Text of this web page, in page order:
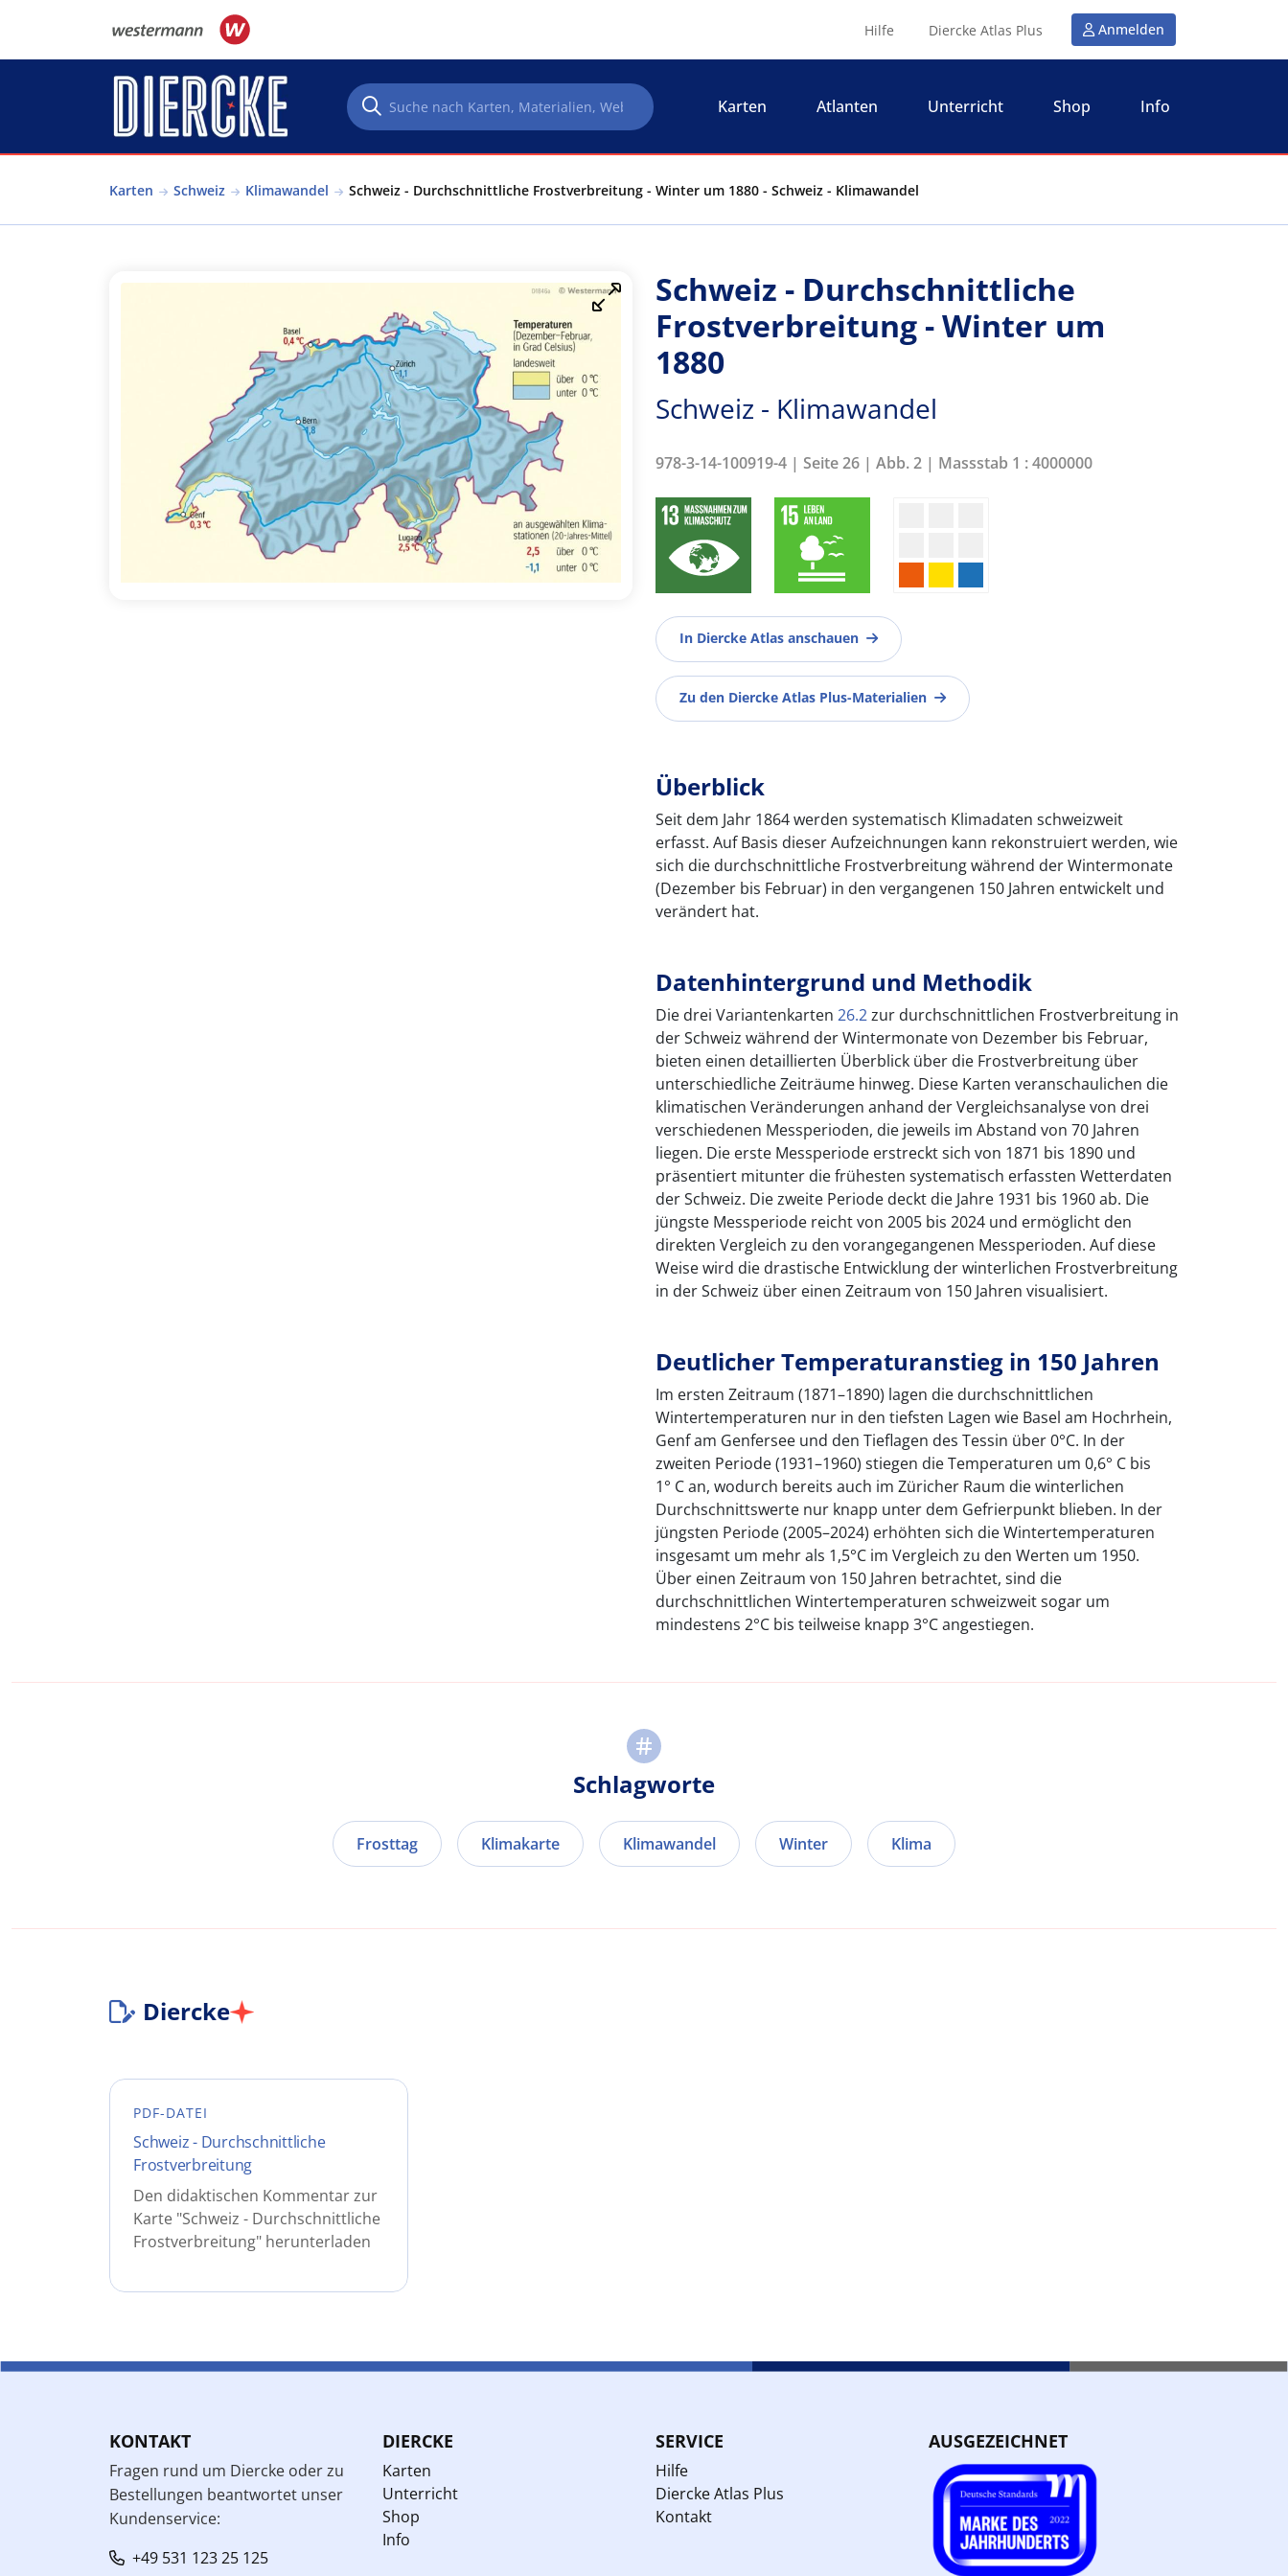
Hilfe Diercke Atlas Plus Anmelden
Karten Atlanten Unterricht Shop Info
Karten Schweiz Klimawandel Schweiz - Durchschnittliche Frostverbreitung - Winter um 1880 - Schweiz - Klimawandel
Schweiz - Durchschnittliche
Frostverbreitung - Winter um
1880
Schweiz - Klimawandel
978-3-14-100919-4 | Seite 26 | Abb. 2 | Massstab 1 : 4000000
In Diercke Atlas anschauen
Zu den Diercke Atlas Plus-Materialien
Überblick
Seit dem Jahr 1864 werden systematisch Klimadaten schweizweit
erfasst. Auf Basis dieser Aufzeichnungen kann rekonstruiert werden, wie
sich die durchschnittliche Frostverbreitung während der Wintermonate
(Dezember bis Februar) in den vergangenen 150 Jahren entwickelt und
verändert hat.
Datenhintergrund und Methodik
Die drei Variantenkarten 26.2zur durchschnittlichen Frostverbreitung in
der Schweiz während der Wintermonate von Dezember bis Februar,
bieten einen detaillierten Überblick über die Frostverbreitung über
unterschiedliche Zeiträume hinweg. Diese Karten veranschaulichen die
klimatischen Veränderungen anhand der Vergleichsanalyse von drei
verschiedenen Messperioden, die jeweils im Abstand von 70 Jahren
liegen. Die erste Messperiode erstreckt sich von 1871 bis 1890 und
präsentiert mitunter die frühesten systematisch erfassten Wetterdaten
der Schweiz. Die zweite Periode deckt die Jahre 1931 bis 1960 ab. Die
jüngste Messperiode reicht von 2005 bis 2024 und ermöglicht den
direkten Vergleich zu den vorangegangenen Messperioden. Auf diese
Weise wird die drastische Entwicklung der winterlichen Frostverbreitung
in der Schweiz über einen Zeitraum von 150 Jahren visualisiert.
Deutlicher Temperaturanstieg in 150 Jahren
Im ersten Zeitraum (1871–1890) lagen die durchschnittlichen
Wintertemperaturen nur in den tiefsten Lagen wie Basel am Hochrhein,
Genf am Genfersee und den Tieflagen des Tessin über 0°C. In der
zweiten Periode (1931–1960) stiegen die Temperaturen um 0,6° C bis
1° C an, wodurch bereits auch im Züricher Raum die winterlichen
Durchschnittswerte nur knapp unter dem Gefrierpunkt blieben. In der
jüngsten Periode (2005–2024) erhöhten sich die Wintertemperaturen
insgesamt um mehr als 1,5°C im Vergleich zu den Werten um 1950.
Über einen Zeitraum von 150 Jahren betrachtet, sind die
durchschnittlichen Wintertemperaturen schweizweit sogar um
mindestens 2°C bis teilweise knapp 3°C angestiegen.
Schlagworte
Frosttag Klimakarte Klimawandel Winter Klima
Diercke
PDF-DATEI
Schweiz - Durchschnittliche
Frostverbreitung
Den didaktischen Kommentar zur
Karte "Schweiz - Durchschnittliche
Frostverbreitung" herunterladen
KONTAKT
Fragen rund um Diercke oder zu
Bestellungen beantwortet unser
Kundenservice:
+49 531 123 25 125
DIERCKE
Karten
Unterricht
Shop
Info
SERVICE
Hilfe
Diercke Atlas Plus
Kontakt
AUSGEZEICHNET